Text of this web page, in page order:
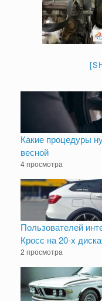
Какие процедуры
весной
4 просмотра
Пользователей
Кросс на 20-х
2 просмотра